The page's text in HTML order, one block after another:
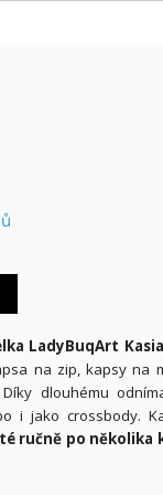
LadyBuqArt
na zip, kapsy na
dlouhému
i jako crossbody.
ručně po několika